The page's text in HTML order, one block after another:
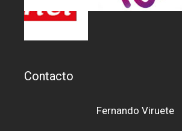
Contacto
Fernando Viruete